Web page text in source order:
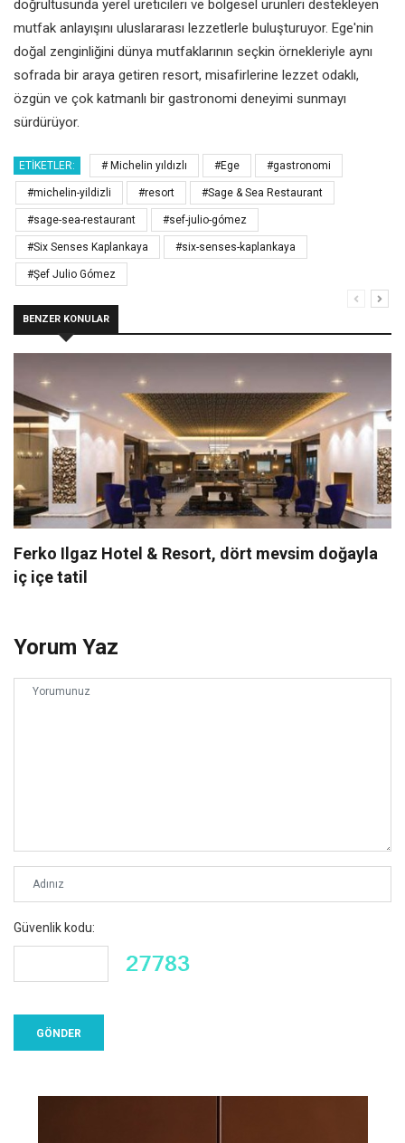
doğrultusunda yerel üreticileri ve bölgesel ürünleri destekleyen
mutfak anlayışını uluslararası lezzetlerle buluşturuyor. Ege'nin
doğal zenginliğini dünya mutfaklarının seçkin örnekleriyle aynı
sofrada bir araya getiren resort, misafirlerine lezzet odaklı,
özgün ve çok katmanlı bir gastronomi deneyimi sunmayı
sürdürüyor.
ETIKETLER: # Michelin yıldızlı #Ege #gastronomi
#michelin-yildizli #resort #Sage & Sea Restaurant
#sage-sea-restaurant #sef-julio-gómez
#Six Senses Kaplankaya #six-senses-kaplankaya
#Şef Julio Gómez
BENZER KONULAR
Ferko Ilgaz Hotel & Resort, dört mevsim doğayla
iç içe tatil
Yorum Yaz
Güvenlik kodu: